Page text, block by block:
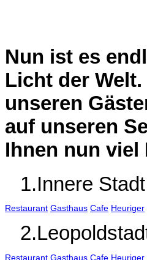
Nun ist es
Licht der
unseren
auf unseren
Ihnen nun viel
1.Innere Stadt
Restaurant Gasthaus Cafe Heuriger
Restaurant Gasthaus Cafe Heuriger